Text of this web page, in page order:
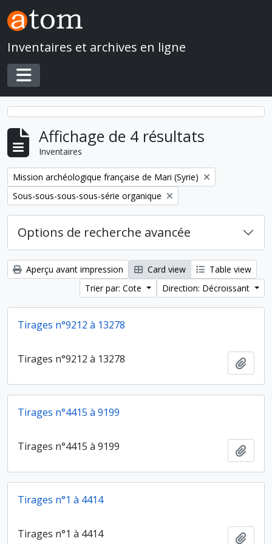
Skip to main content
Inventaires et archives en ligne
Toggle navigation
Affichage de 4 résultats
Inventaires
Remove filter:
Mission archéologique française de Mari (Syrie)
Remove filter:
Sous-sous-sous-sous-série organique
Options de recherche avancée
Aperçu avant impression Card view
Table view
Trier par: Cote
Direction: Décroissant
Tirages n°9212 à 13278
Tirages n°9212 à 13278
Tirages n°4415 à 9199
Tirages n°4415 à 9199
Tirages n°1 à 4414
Tirages n°1 à 4414